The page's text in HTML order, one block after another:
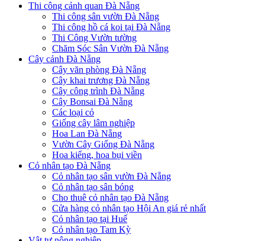
Thi công cảnh quan Đà Nẵng
Thi công sân vườn Đà Nẵng
Thi công hồ cá koi tại Đà Nẵng
Thi Công Vườn tường
Chăm Sóc Sân Vườn Đà Nẵng
Cây cảnh Đà Nẵng
Cây văn phòng Đà Nẵng
Cây khai trương Đà Nẵng
Cây công trình Đà Nẵng
Cây Bonsai Đà Nẵng
Các loại cỏ
Giống cây lâm nghiệp
Hoa Lan Đà Nẵng
Vườn Cây Giống Đà Nẵng
Hoa kiểng, hoa bụi viền
Cỏ nhân tạo Đà Nẵng
Cỏ nhân tạo sân vườn Đà Nẵng
Cỏ nhân tạo sân bóng
Cho thuê cỏ nhân tạo Đà Nẵng
Cửa hàng cỏ nhân tạo Hội An giá rẻ nhất
Cỏ nhân tạo tại Huế
Cỏ nhân tạo Tam Kỳ